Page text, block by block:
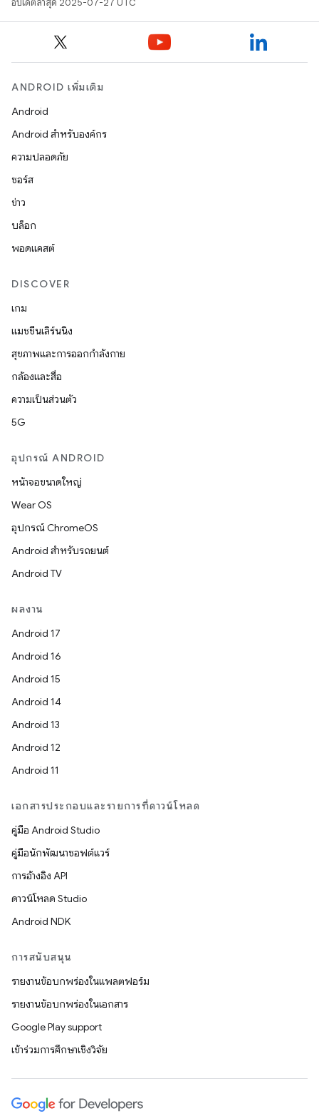
อัปเดตล่าสุด 2025-07-27 UTC
ANDROID เพิ่มเติม
Android
Android สำหรับองค์กร
ความปลอดภัย
ซอร์ส
ข่าว
บล็อก
พอดแคสต์
DISCOVER
เกม
แมชชีนเลิร์นนิง
สุขภาพและการออกกำลังกาย
กล้องและสื่อ
ความเป็นส่วนตัว
5G
อุปกรณ์ ANDROID
หน้าจอขนาดใหญ่
Wear OS
อุปกรณ์ ChromeOS
Android สำหรับรถยนต์
Android TV
ผลงาน
Android 17
Android 16
Android 15
Android 14
Android 13
Android 12
Android 11
เอกสารประกอบและรายการที่ดาวน์โหลด
คู่มือ Android Studio
คู่มือนักพัฒนาซอฟต์แวร์
การอ้างอิง API
ดาวน์โหลด Studio
Android NDK
การสนับสนุน
รายงานข้อบกพร่องในแพลตฟอร์ม
รายงานข้อบกพร่องในเอกสาร
Google Play support
เข้าร่วมการศึกษาเชิงวิจัย